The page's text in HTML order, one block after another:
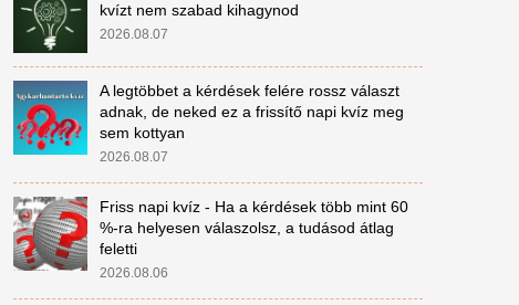
kvízt nem szabad kihagynod
2026.08.07
A legtöbbet a kérdések felére rossz választ
adnak, de neked ez a frissítő napi kvíz meg
sem kottyan
2026.08.07
Friss napi kvíz - Ha a kérdések több mint 60
%-ra helyesen válaszolsz, a tudásod átlag
feletti
2026.08.06